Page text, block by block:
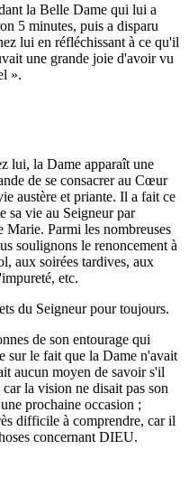
la Belle Dame qui lui a
5 minutes, puis a disparu
lui en réfléchissant à ce qu'il
une grande joie d'avoir vu
».
lui, la Dame apparaît une
de se consacrer au Cœur
austère et priante. Il a fait ce
sa vie au Seigneur par
Parmi les nombreuses
soulignons le renoncement à
aux soirées tardives, aux
etc.
du Seigneur pour toujours.
de son entourage qui
sur le fait que la Dame n'avait
aucun moyen de savoir s'il
la vision ne disait pas son
prochaine occasion ;
difficile à comprendre, car il
concernant DIEU.